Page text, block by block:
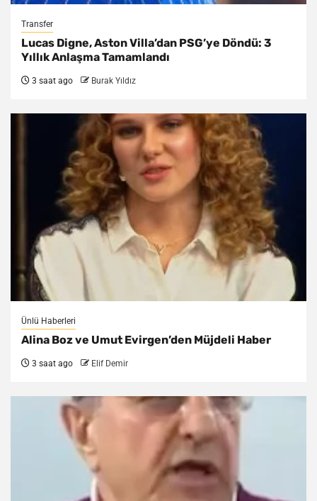
Transfer
Lucas Digne, Aston Villa’dan PSG’ye Döndü: 3
Yıllık Anlaşma Tamamlandı
3 saat ago Burak Yıldız
Ünlü Haberleri
Alina Boz ve Umut Evirgen’den Müjdeli Haber
3 saat ago Elif Demir